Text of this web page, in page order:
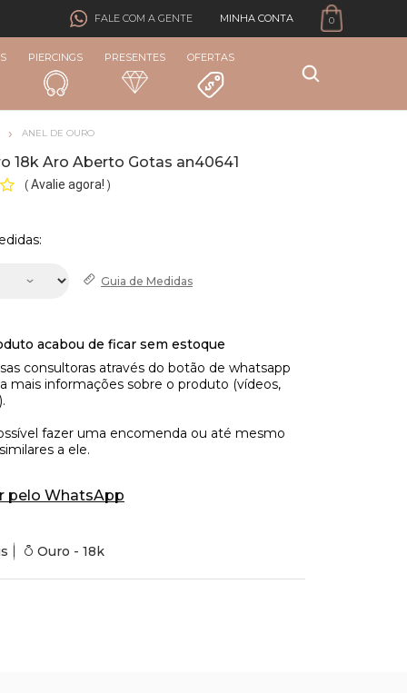
FALE COM A GENTE MINHA CONTA 0
PIERCINGS PRESENTES OFERTAS
ANEL DE OURO
18k Aro Aberto Gotas an40641
( Avalie agora! )
Guia de Medidas
pelo WhatsApp
Ouro - 18k